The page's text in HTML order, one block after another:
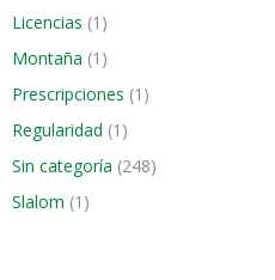
Licencias (1)
Montaña (1)
Prescripciones (1)
Regularidad (1)
Sin categoría (248)
Slalom (1)